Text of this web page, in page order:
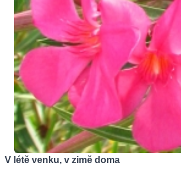
V létě venku, v zimě doma